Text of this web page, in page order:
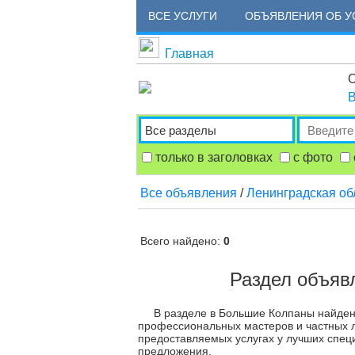
ВСЕ УСЛУГИ ОБЪЯВЛЕНИЯ ОБ
Главная
только в заголовках с фото
Все объявления /Ленинградская
Всего найдено: 0
Раздел
В разделе в Большие Колпаны
профессиональных мастеров и частных
предоставляемых услугах у лучших
предложения.